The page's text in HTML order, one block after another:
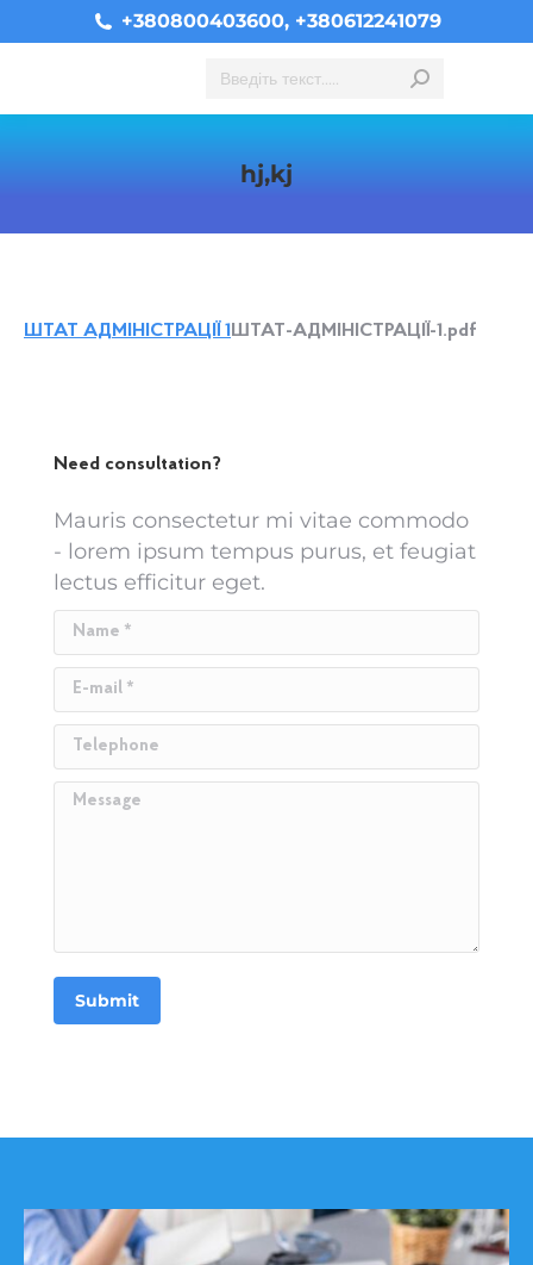
+380800403600, +380612241079
Search:
hj,kj
ШТАТ АДМІНІСТРАЦІЇ 1 ШТАТ-АДМІНІСТРАЦІЇ-1.pdf
Need consultation?
Mauris consectetur mi vitae commodo
- lorem ipsum tempus purus, et feugiat
lectus efficitur eget.
Name *
E-mail *
Telephone
Message
Submit